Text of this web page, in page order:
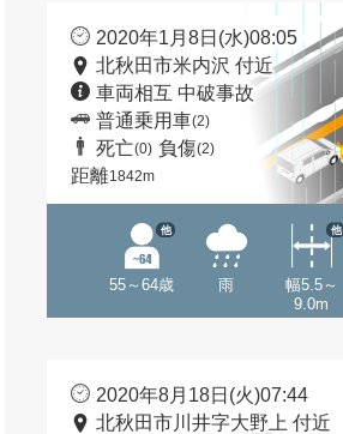
2020年1月8日(水)08:05
北秋田市米内沢 付近
車両相互 中破事故
普通乗用車(2)
死亡(0) 負傷(2)
距離1842m
55～64歳
他
雨
幅5.5～
9.0m
他
2020年8月18日(火)07:44
北秋田市川井字大野上 付近